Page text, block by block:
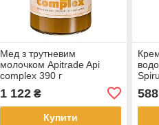
Мед з трутневим
молочком Apitrade Api
complex 390 г
1 122₴
Купити
588